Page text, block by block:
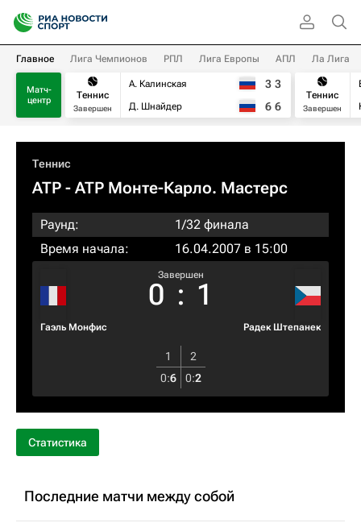
Главное Лига Чемпионов РПЛ Лига Европы АПЛ Ла Лига
Матч-
центр
Теннис
Завершен
А. Калинская
Д. Шнайдер
3 3
6 6
Теннис
Завершен
Теннис
ATP - ATP Монте-Карло. Мастерс
Раунд:
1/32 финала
Время начала:
16.04.2007 в 15:00
Гаэль Монфис
Завершен
0 : 1
Радек Штепанек
1
2
0:6 0:2
Статистика
Последние матчи между собой